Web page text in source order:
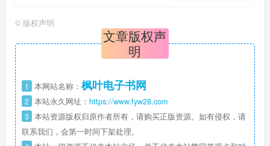
© 版权声明
文章版权声
明
1 本网站名称： 枫叶电子书网
2 本站永久网址： https://www.fyw28.com
3 本站资源版权归原作者所有，请购买正版资源。如有侵权，请
联系我们，会第一时间下架处理。